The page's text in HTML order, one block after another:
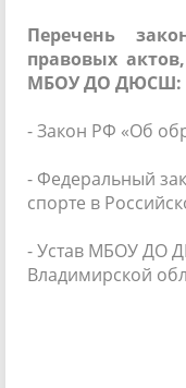
Перечень
правовых
МБОУ ДО ДЮСШ:
-Закон РФ «Об
- Федеральный
спорте в
- Устав МБОУ ДО
Владимирской